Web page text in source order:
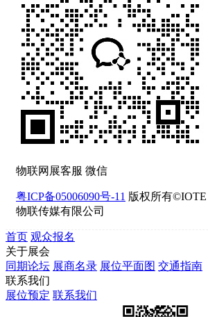
物联网展客服 微信
粤ICP备05006090号-11 版权所有
物联传媒有限公司
首页 观众报名
关于展会
同期论坛 展商名录 展位平面图 交通指南
联系我们
展位预定 联系我们